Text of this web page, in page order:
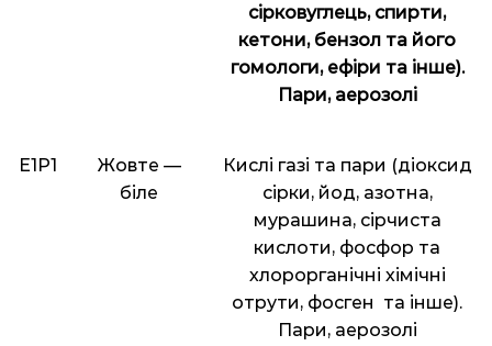
сірковуглець, спирти,
кетони, бензол та його
гомологи, ефіри та інше).
Пари, аерозолі
Е1Р1
Жовте —
біле
Кислі газі та пари (діоксид
сірки, йод, азотна,
мурашина, сірчиста
кислоти, фосфор та
хлорорганічні хімічні
отрути, фосген та інше).
Пари, аерозолі